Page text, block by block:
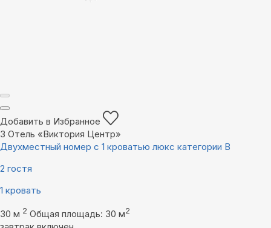
Добавить в Избранное
3 Отель «Виктория Центр»
Двухместный номер с 1 кроватью люкс категории В
2 гостя
1 кровать
30 м 2 Общая площадь: 30 м2